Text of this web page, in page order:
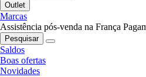
Outlet
Marcas
Assistência pós-venda na França
Pesquisar
Saldos
Boas ofertas
Novidades